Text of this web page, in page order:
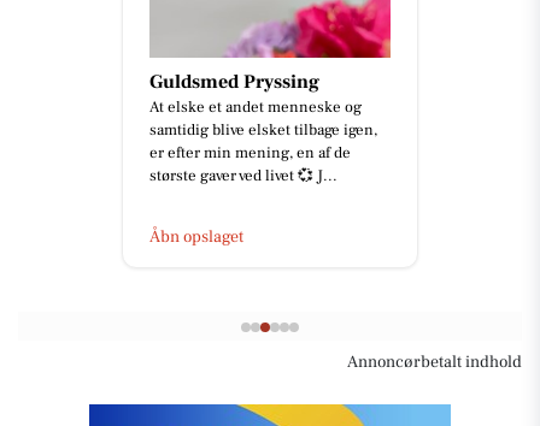
Guldsmed Pryssing
At elske et andet menneske og
samtidig blive elsket tilbage igen,
er efter min mening, en af de
største gaver ved livet 💞 J...
Åbn opslaget
Annoncørbetalt indhold